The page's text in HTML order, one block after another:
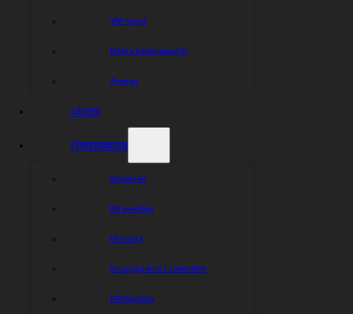
VIP-bord
Nästa hemmamatch
Arenan
LAGEN
FÖRENINGEN
Styrelsen
Bli medlem
Historia
Rospiggarna i samhället
Miljöpolicy
Rospiggarna Sk
Hitta rätt
Kalender
Hitta rätt